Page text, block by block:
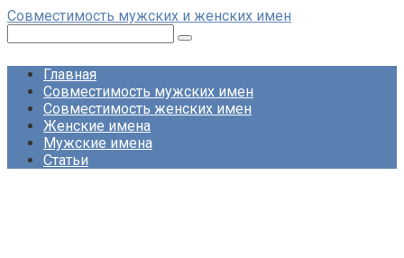
Перейти
контенту
Совместимость мужских и женских имен
Главная
Совместимость мужских имен
Совместимость женских имен
Женские имена
Мужские имена
Статьи